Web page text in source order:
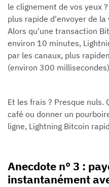
le clignement de vos yeux
plus rapide d'envoyer de
Alors qu'une transaction
environ 10 minutes,
par les canaux, plus
(environ 300
Et les frais ? Presque nuls.
café ou donner un
ligne, Lightning Bitcoin
Anecdote n° 3 :
instantanément